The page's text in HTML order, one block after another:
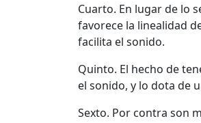
Cuarto. En lugar de lo
favorece la linealidad
facilita el sonido.
Quinto. El hecho de
el sonido, y lo dota de
Sexto. Por contra son